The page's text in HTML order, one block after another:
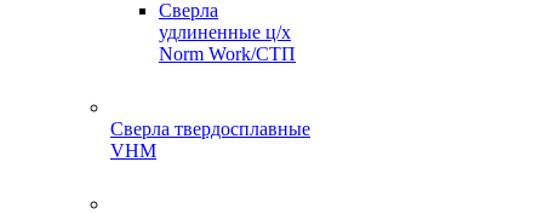
Сверла
удлиненные ц/х
Norm Work/СТП
Сверла твердосплавные
VHM